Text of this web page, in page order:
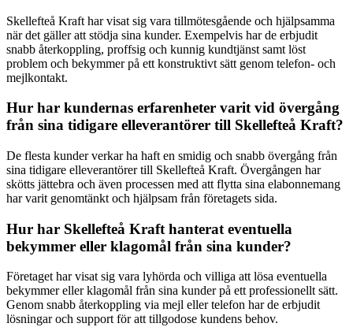
Skellefteå Kraft har visat sig vara tillmötesgående och hjälpsamma
när det gäller att stödja sina kunder. Exempelvis har de erbjudit
snabb återkoppling, proffsig och kunnig kundtjänst samt löst
problem och bekymmer på ett konstruktivt sätt genom telefon- och
mejlkontakt.
Hur har kundernas erfarenheter varit vid övergång
från sina tidigare elleverantörer till Skellefteå Kraft?
De flesta kunder verkar ha haft en smidig och snabb övergång från
sina tidigare elleverantörer till Skellefteå Kraft. Övergången har
skötts jättebra och även processen med att flytta sina elabonnemang
har varit genomtänkt och hjälpsam från företagets sida.
Hur har Skellefteå Kraft hanterat eventuella
bekymmer eller klagomål från sina kunder?
Företaget har visat sig vara lyhörda och villiga att lösa eventuella
bekymmer eller klagomål från sina kunder på ett professionellt sätt.
Genom snabb återkoppling via mejl eller telefon har de erbjudit
lösningar och support för att tillgodose kundens behov.